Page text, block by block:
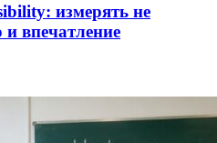
измерять не
впечатление